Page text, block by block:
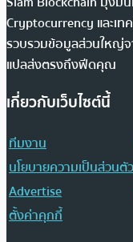
Cryptocurrency และเท
รวบรวมข้อมูลส่วนใหญ่จ
แปลส่งตรงถึงฟีดคุณ
เกี่ยวกับเว็บไซต์นี้
ทีมงาน
นโยบายความเป็นส่วนตัว
Advertise
ตั้งค่าคุกกี้